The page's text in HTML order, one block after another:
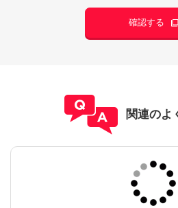
確認する
関連のよ